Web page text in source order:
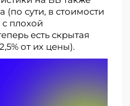
(по сути, в стоимости
с плохой
есть скрытая
от их цены).